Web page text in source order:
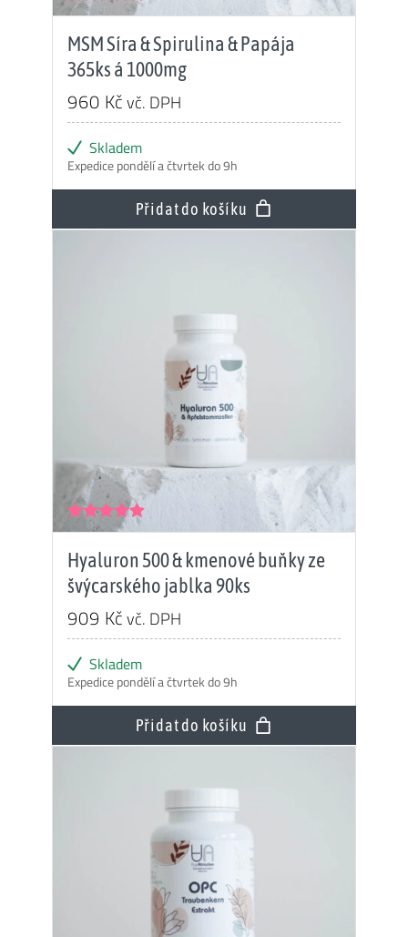
Hodnocení
MSM Síra & Spirulina & Papája
365ks á 1000mg
960Kčvč. DPH
Skladem
Expedice pondělí a čtvrtek do 9h
Přidat do košíku
Hodnocení
Hyaluron 500 & kmenové buňky ze
švýcarského jablka 90ks
909 Kčvč. DPH
Skladem
Expedice pondělí a čtvrtek do 9h
Přidat do košíku